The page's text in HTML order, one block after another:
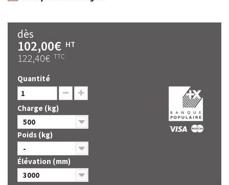
dès
102,00€ HT
122,40€ TTC
Quantité
Charge (kg)
500
Poids (kg)
-
Élévation (mm)
3000